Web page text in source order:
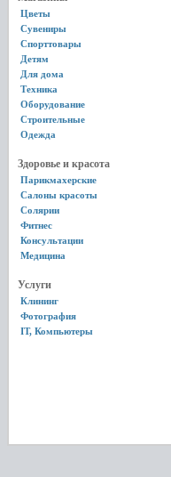
Цветы
Сувениры
Спорттовары
Детям
Для дома
Техника
Оборудование
Строительные
Одежда
Здоровье и красота
Парикмахерские
Салоны красоты
Солярии
Фитнес
Консультации
Медицина
Услуги
Клининг
Фотография
IT, Компьютеры